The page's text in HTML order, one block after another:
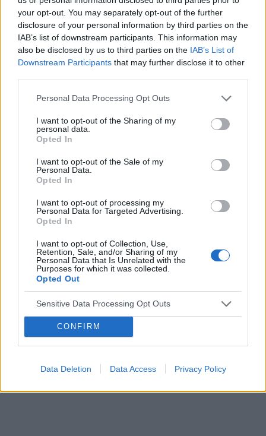
your opt-out. You may separately opt-out of the further
disclosure of your personal information by third parties on the
IAB’s list of downstream participants. This information may
also be disclosed by us to third parties on the IAB’s List of
Downstream Participants that may further disclose it to other
Personal Data Processing Opt Outs
I want to opt-out of the Sharing of my
personal data.
Opted In
I want to opt-out of the Sale of my
Personal Data.
Opted In
I want to opt-out of processing my
Personal Data for Targeted Advertising.
Opted In
I want to opt-out of Collection, Use,
Retention, Sale, and/or Sharing of my
Personal Data that Is Unrelated with the
Purposes for which it was collected.
Opted Out
Sensitive Data Processing Opt Outs
CONFIRM
Data Deletion Data Access Privacy Policy
Czosnek - bezcenne dobrodziejstwo natury
Reklama: